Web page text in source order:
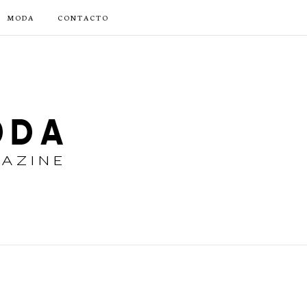
MODA CONTACTO